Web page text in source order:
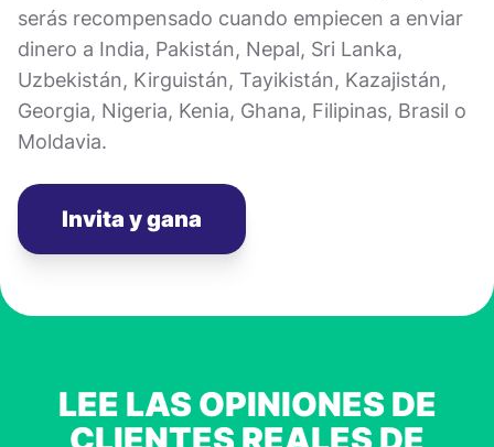
serás recompensado cuando empiecen a enviar
dinero a India, Pakistán, Nepal, Sri Lanka,
Uzbekistán, Kirguistán, Tayikistán, Kazajistán,
Georgia, Nigeria, Kenia, Ghana, Filipinas, Brasil o
Moldavia.
Invita y gana
LEE LAS OPINIONES DE
CLIENTES REALES DE